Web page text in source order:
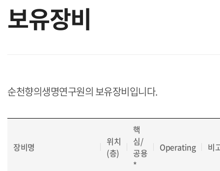
보유장비
순천향의생명연구원의 보유장비입니다.
장비명
위치
(층)
핵
심/
공용
*
Operating 비